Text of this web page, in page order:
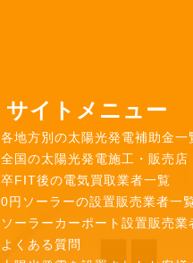
サイトメニュー
各地方別の太陽光発電補助金一
全国の太陽光発電施工・販売店
卒FIT後の電気買取業者一覧
0円ソーラーの設置販売業者一
ソーラーカーポート設置販売業
よくある質問